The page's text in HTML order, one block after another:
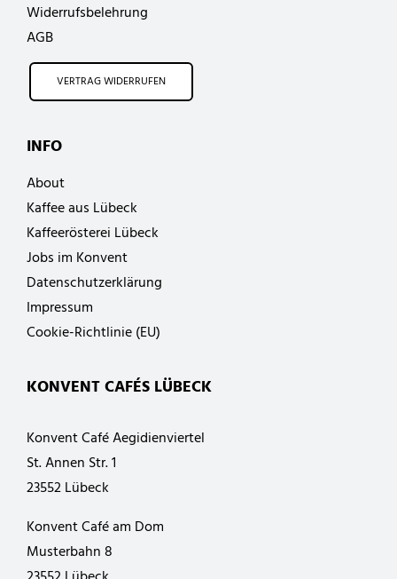
Widerrufsbelehrung
AGB
VERTRAG WIDERRUFEN
INFO
About
Kaffee aus Lübeck
Kaffeerösterei Lübeck
Jobs im Konvent
Datenschutzerklärung
Impressum
Cookie-Richtlinie (EU)
KONVENT CAFÉS LÜBECK
Konvent Café Aegidienviertel
St. Annen Str. 1
23552 Lübeck
Konvent Café am Dom
Musterbahn 8